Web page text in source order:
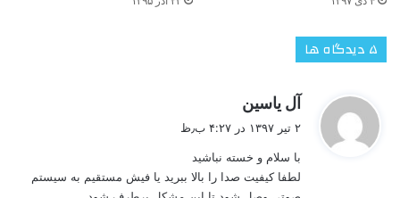
‫۵ دیدگاه ها
آل یاسین
:
۲ تیر ۱۳۹۷ در ۴:۲۷ ب٫ظ
با سلام و خسته نباشید
لطفا کیفیت صدا را بالا ببرید یا فیش مستقیم به سیستم